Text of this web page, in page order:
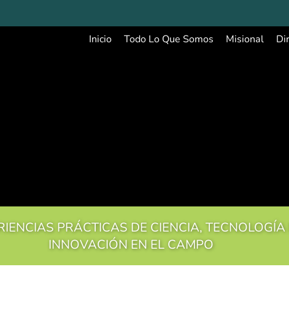
Inicio Todo Lo Que Somos Misional
PRÁCTICAS DE CIENCIA, TECNOLOGÍA
INNOVACIÓN EN EL CAMPO